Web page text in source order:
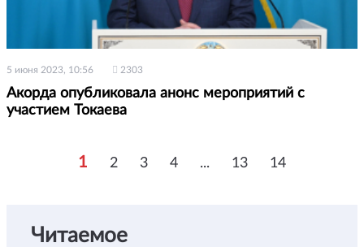
5 июня 2023, 10:56 2303
Акорда опубликовала анонс мероприятий с
участием Токаева
1 2 3 4 ... 13 14
Читаемое